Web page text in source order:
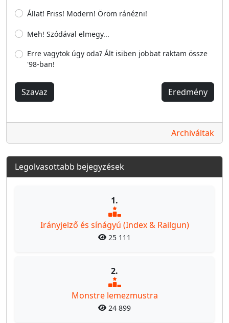
Állat! Friss! Modern! Öröm ránézni!
Meh! Szódával elmegy...
Erre vagytok úgy oda? Ált isiben jobbat raktam össze
'98-ban!
Szavaz Eredmény
Archiváltak
Legolvasottabb bejegyzések
1.
Irányjelző és sínágyú (Index & Railgun)
25 111
2.
Monstre lemezmustra
24 899